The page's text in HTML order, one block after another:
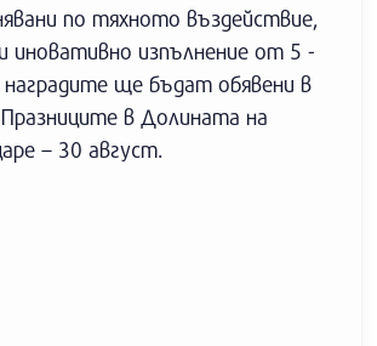
по тяхното въздействие,
иновативно изпълнение от 5 -
ще бъдат обявени в
в Долината на
– 30 август.